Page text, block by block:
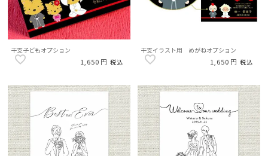
干支子どもオプション
1,650 税込
干支イラスト用 めがねオプション
1,650 税込